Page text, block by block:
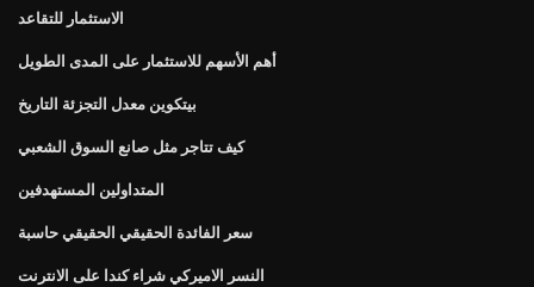
الاستثمار للتقاعد
أهم الأسهم للاستثمار على المدى الطويل
بيتكوين معدل التجزئة التاريخ
كيف تتاجر مثل صانع السوق الشعبي
المتداولين المستهدفين
سعر الفائدة الحقيقي الحقيقي حاسبة
النسر الاميركي شراء كندا على الانترنت